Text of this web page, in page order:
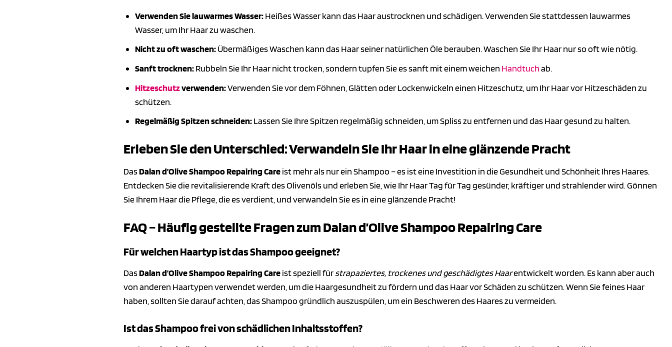
Verwenden Sie lauwarmes Wasser:Heißes Wasser kann das Haar austrocknen und schädigen. Verwenden Sie stattdessen lauwarmes
Wasser, um Ihr Haar zu waschen.
Nicht zu oft waschen:Übermäßiges Waschen kann das Haar seiner natürlichen Öle berauben. Waschen Sie Ihr Haar nur so oft wie nötig.
Sanft trocknen:Rubbeln Sie Ihr Haar nicht trocken, sondern tupfen Sie es sanft mit einem weichen Handtuchab.
Hitzeschutzverwenden:Verwenden Sie vor dem Föhnen, Glätten oder Lockenwickeln einen Hitzeschutz, um Ihr Haar vor Hitzeschäden zu
schützen.
Regelmäßig Spitzen schneiden:Lassen Sie Ihre Spitzen regelmäßig schneiden, um Spliss zu entfernen und das Haar gesund zu halten.
Erleben Sie den Unterschied: Verwandeln Sie Ihr Haar in eine glänzende Pracht
DasDalan d’Olive Shampoo Repairing Careist mehr als nur ein Shampoo – es ist eine Investition in die Gesundheit und Schönheit Ihres Haares.
Entdecken Sie die revitalisierende Kraft des Olivenöls und erleben Sie, wie Ihr Haar Tag für Tag gesünder, kräftiger und strahlender wird. Gönnen
Sie Ihrem Haar die Pflege, die es verdient, und verwandeln Sie es in eine glänzende Pracht!
FAQ – Häufig gestellte Fragen zum Dalan d’Olive Shampoo Repairing Care
Für welchen Haartyp ist das Shampoo geeignet?
DasDalan d’Olive Shampoo Repairing Careist speziell fürstrapaziertes, trockenes und geschädigtes Haarentwickelt worden. Es kann aber auch
von anderen Haartypen verwendet werden, um die Haargesundheit zu fördern und das Haar vor Schäden zu schützen. Wenn Sie feines Haar
haben, sollten Sie darauf achten, das Shampoo gründlich auszuspülen, um ein Beschweren des Haares zu vermeiden.
Ist das Shampoo frei von schädlichen Inhaltsstoffen?